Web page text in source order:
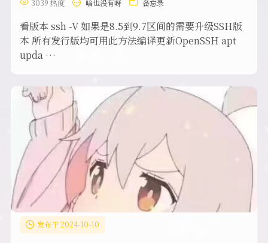
3039 热度 啥也没有呀 备忘录
看版本 ssh -V 如果是8.5到9.7区间的需要升级SSH版
本 所有发行版均可用此方法编译更新OpenSSH apt
upda …
发布于 2024-10-10